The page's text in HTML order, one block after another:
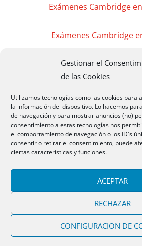
Gestionar el
de las Cookies
Utilizamos tecnologías como las cookies para
la información del dispositivo. Lo hacemos
de navegación y para mostrar anuncios (no)
consentimiento a estas tecnologías nos
el comportamiento de navegación o los ID's
consentir o retirar el consentimiento, puede
ciertas características y funciones.
ACEPTAR
RECHAZAR
CONFIGURACION DE
Exámenes Cambridge
Exámenes Cambridge
Exámenes Cambridge
Exámenes Cambridge
Exámenes Cambridge
CAMBRIDGEMB 2020
Reservados